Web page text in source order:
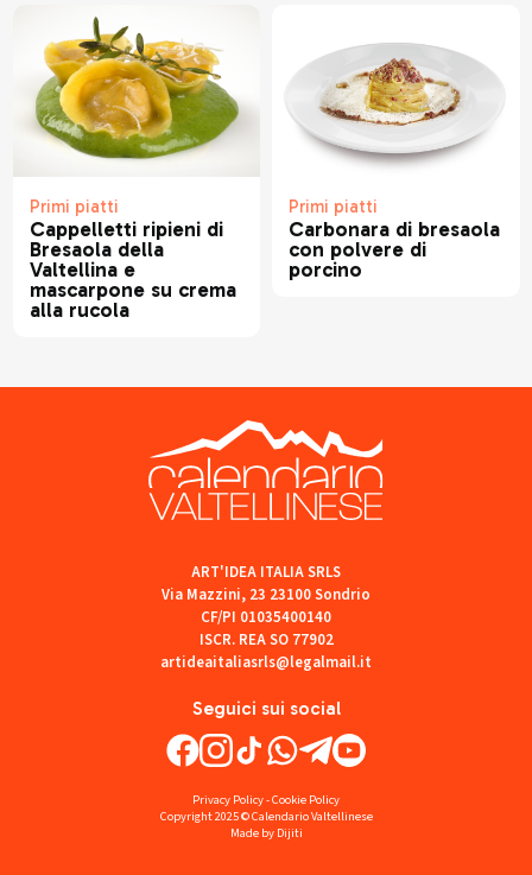
Primi piatti
Cappelletti ripieni di
Bresaola della
Valtellina e
mascarpone su crema
alla rucola
Primi piatti
Carbonara di bresaola
con polvere di
porcino
Seguici sui social
ART'IDEA ITALIA SRLS
Via Mazzini, 23 23100 Sondrio
CF/PI 01035400140
ISCR. REA SO 77902
artideaitaliasrls@legalmail.it
Privacy Policy-Cookie Policy
Copyright 2025 © Calendario Valtellinese
Made by Dijiti